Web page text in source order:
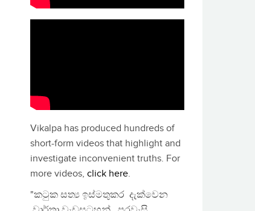
Vikalpa has produced hundreds of
short-form videos that highlight and
investigate inconvenient truths. For
more videos, click here.
"කටුක සත්‍ය ඉස්මතුකර දැක්වෙන